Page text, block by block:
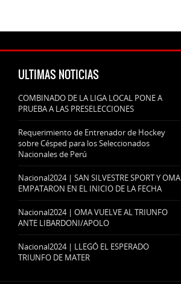
ULTIMAS NOTICIAS
COMBINADO DE LA LIGA LOCAL PONE A
PRUEBA A LAS PRESELECCIONES
Requerimiento de Entrenador de Hockey
sobre Césped para los Seleccionados
Nacionales de Perú
Nacional2024 | SAN SILVESTRE SPORT Y OMA
EMPATARON EN EL INICIO DE LA FECHA
Nacional2024 | OMA VUELVE AL TRIUNFO
ANTE LIBARDONI/APOLO
Nacional2024 | LLEGÓ EL ESPERADO
TRIUNFO DE MATER